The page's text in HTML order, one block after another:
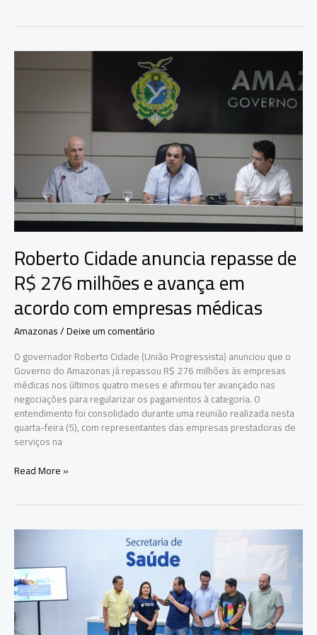
que
segurança
cardíacas
Francisca
Mendes
Roberto Cidade anuncia repasse de
R$ 276 milhões e avança em
acordo com empresas médicas
Amazonas/Deixe um comentário
O governador Roberto Cidade (União Progressista) anunciou que o
Governo do Amazonas já repassou R$ 276 milhões às empresas
médicas nos últimos quatro meses e afirmou ter avançado nas
negociações para regularizar os pagamentos à categoria. O
entendimento foi consolidado durante uma reunião realizada nesta
quarta-feira (5), com representantes das empresas prestadoras de
serviços na
Roberto
de
milhões
e
avança
em
acordo
Read More »